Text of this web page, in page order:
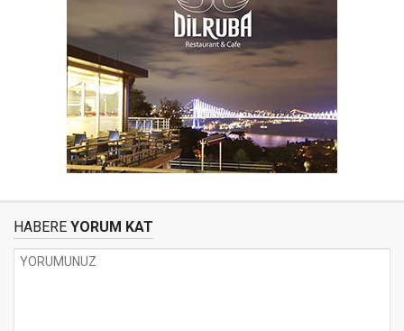
HABERE YORUM KAT